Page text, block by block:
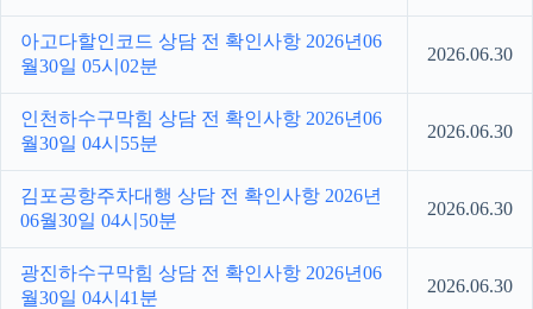
아고다할인코드 상담 전 확인사항 2026년06
월30일 05시02분
2026.06.30
인천하수구막힘 상담 전 확인사항 2026년06
월30일 04시55분
2026.06.30
김포공항주차대행 상담 전 확인사항 2026년
06월30일 04시50분
2026.06.30
광진하수구막힘 상담 전 확인사항 2026년06
월30일 04시41분
2026.06.30